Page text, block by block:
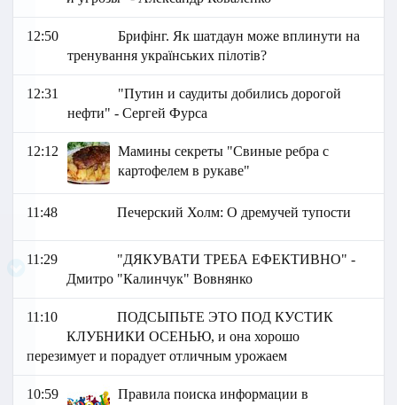
12:50
Брифінг. Як шатдаун може вплинути на
тренування українських пілотів?
12:31
"Путин и саудиты добились дорогой
нефти" - Сергей Фурса
12:12
Мамины секреты "Свиные ребра с
картофелем в рукаве"
11:48 Печерский Холм: О дремучей тупости
11:29
"ДЯКУВАТИ ТРЕБА ЕФЕКТИВНО" -
Дмитро "Калинчук" Вовнянко
11:10
ПОДСЫПЬТЕ ЭТО ПОД КУСТИК
КЛУБНИКИ ОСЕНЬЮ, и она хорошо
перезимует и порадует отличным урожаем
10:59
Правила поиска информации в